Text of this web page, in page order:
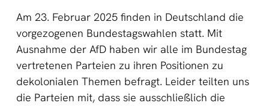
Am 23. Februar 2025 finden in Deutschland die
vorgezogenen Bundestagswahlen statt. Mit
Ausnahme der AfD haben wir alle im Bundestag
vertretenen Parteien zu ihren Positionen zu
dekolonialen Themen befragt. Leider teilten uns
die Parteien mit, dass sie ausschließlich die